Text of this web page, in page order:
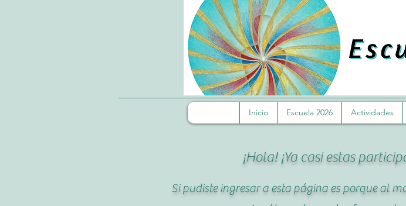
Inicio Escuela 2026 Actividades
¡Hola! ¡Ya casi estas
Si pudiste ingresar a esta página es porque al